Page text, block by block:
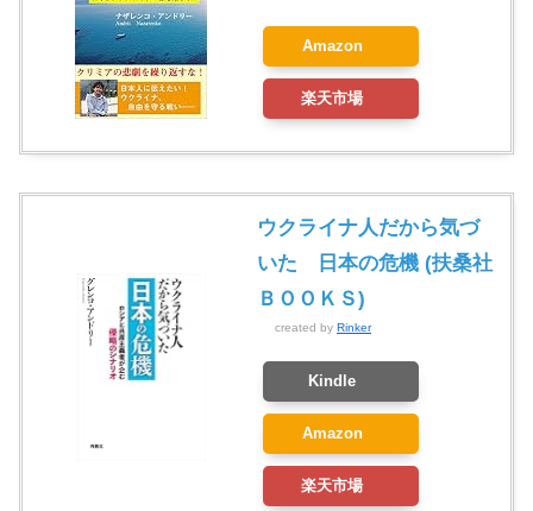
Amazon
楽天市場
ウクライナ人だから気づ
いた 日本の危機 (扶桑社
ＢＯＯＫＳ)
created by Rinker
Kindle
Amazon
楽天市場